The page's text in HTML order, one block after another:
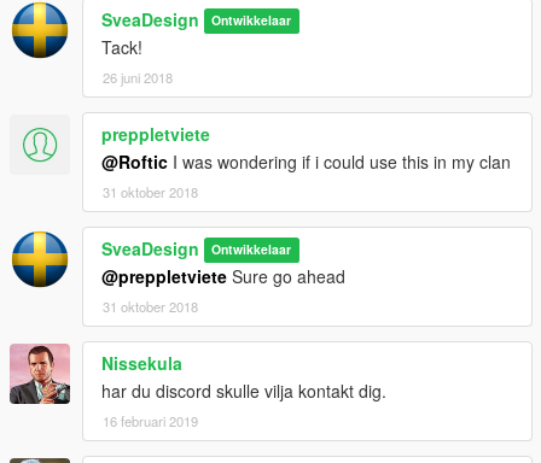
SveaDesign Ontwikkelaar
Tack!
26 juni 2018
preppletviete
@Roftic I was wondering if i could use this in my clan
31 oktober 2018
SveaDesign Ontwikkelaar
@preppletviete Sure go ahead
31 oktober 2018
Nissekula
har du discord skulle vilja kontakt dig.
16 februari 2019